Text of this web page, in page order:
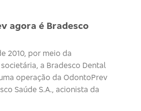
agora é Bradesco
2010, por meio da
a Bradesco Dental
operação da OdontoPrev
Saúde S.A., acionista da